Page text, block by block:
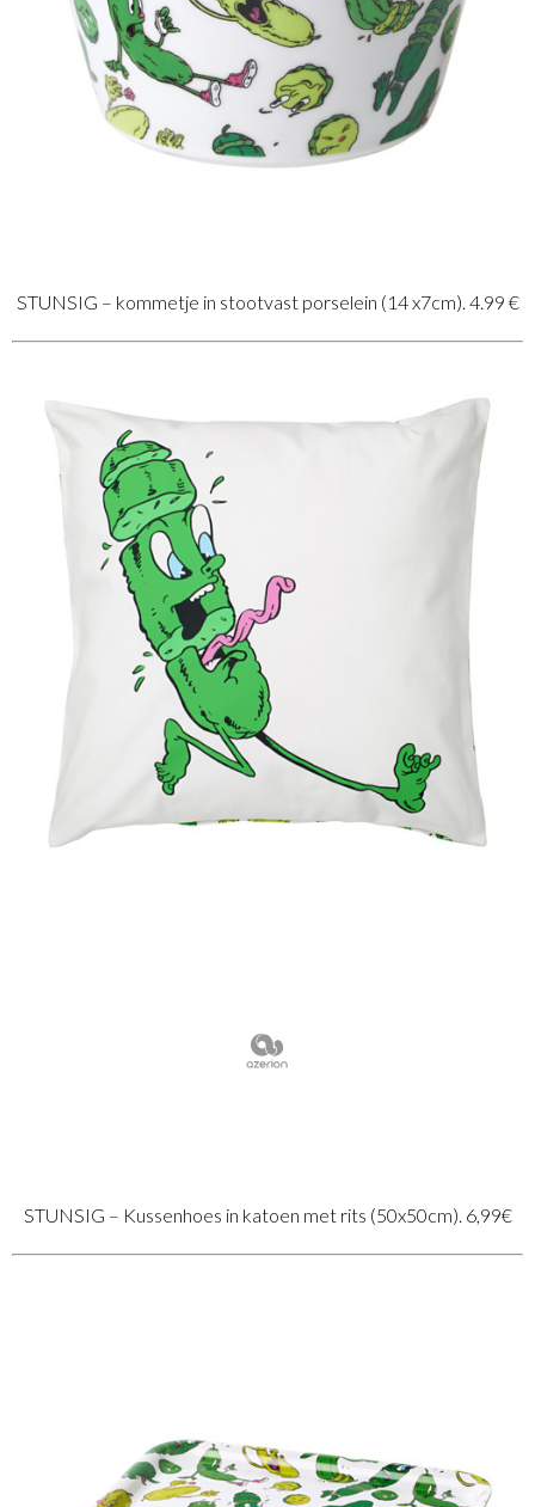
STUNSIG – kommetje in stootvast porselein (14 x7cm). 4.99 €
STUNSIG – Kussenhoes in katoen met rits (50x50cm). 6,99€